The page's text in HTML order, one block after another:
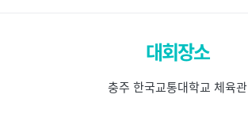
대회장소
충주 한국교통대학교 체육관